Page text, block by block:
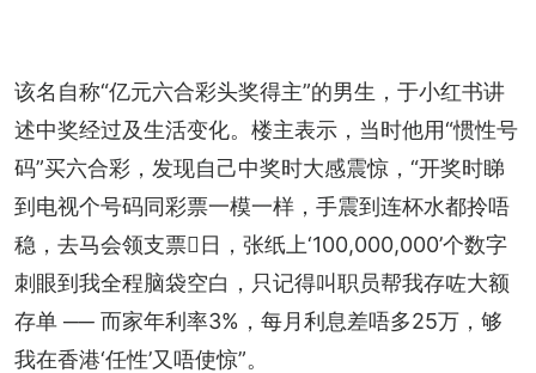
该名自称“亿元六合彩头奖得主”的男生，于小红书讲
述中奖经过及生活变化。楼主表示，当时他用“惯性号
码”买六合彩，发现自己中奖时大感震惊，“开奖时睇
到电视个号码同彩票一模一样，手震到连杯水都拎唔
稳，去马会领支票𠮶日，张纸上‘100,000,000’个数字
刺眼到我全程脑袋空白，只记得叫职员帮我存咗大额
存单 ── 而家年利率3%，每月利息差唔多25万，够
我在香港‘任性’又唔使惊”。